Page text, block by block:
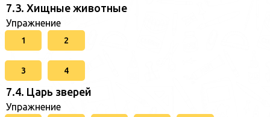
7.3. Хищные животные
Упражнение
1 2
3 4
7.4. Царь зверей
Упражнение